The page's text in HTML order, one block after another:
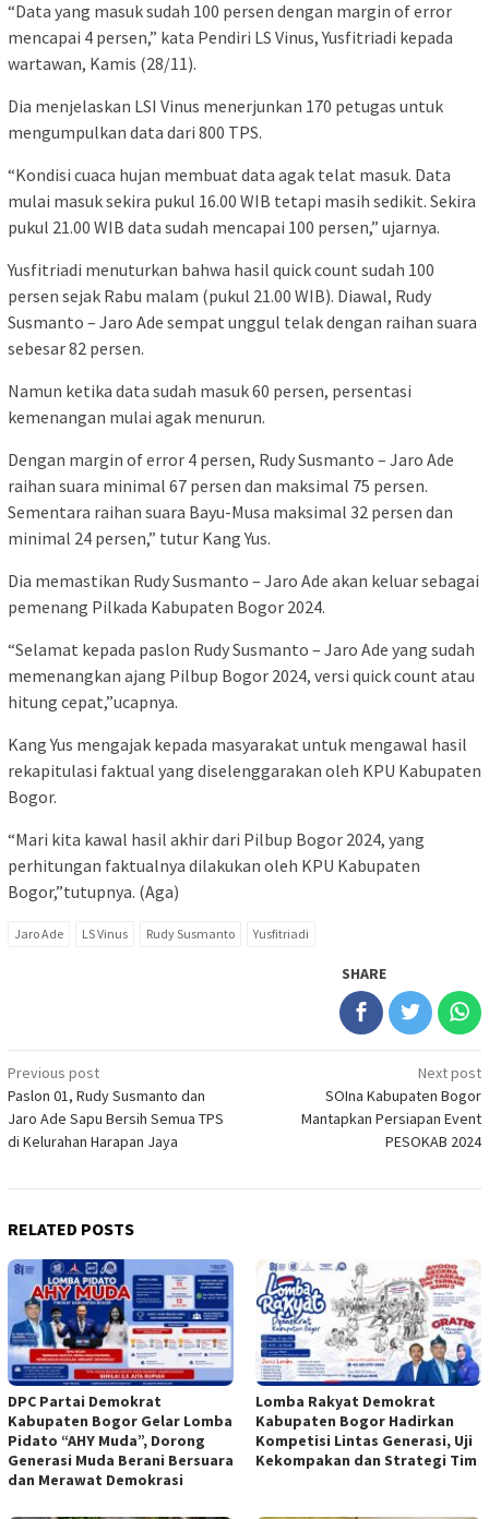
“Data yang masuk sudah 100 persen dengan margin of error
mencapai 4 persen,” kata Pendiri LS Vinus, Yusfitriadi kepada
wartawan, Kamis (28/11).
Dia menjelaskan LSI Vinus menerjunkan 170 petugas untuk
mengumpulkan data dari 800 TPS.
“Kondisi cuaca hujan membuat data agak telat masuk. Data
mulai masuk sekira pukul 16.00 WIB tetapi masih sedikit. Sekira
pukul 21.00 WIB data sudah mencapai 100 persen,” ujarnya.
Yusfitriadi menuturkan bahwa hasil quick count sudah 100
persen sejak Rabu malam (pukul 21.00 WIB). Diawal, Rudy
Susmanto – Jaro Ade sempat unggul telak dengan raihan suara
sebesar 82 persen.
Namun ketika data sudah masuk 60 persen, persentasi
kemenangan mulai agak menurun.
Dengan margin of error 4 persen, Rudy Susmanto – Jaro Ade
raihan suara minimal 67 persen dan maksimal 75 persen.
Sementara raihan suara Bayu-Musa maksimal 32 persen dan
minimal 24 persen,” tutur Kang Yus.
Dia memastikan Rudy Susmanto – Jaro Ade akan keluar sebagai
pemenang Pilkada Kabupaten Bogor 2024.
“Selamat kepada paslon Rudy Susmanto – Jaro Ade yang sudah
memenangkan ajang Pilbup Bogor 2024, versi quick count atau
hitung cepat,”ucapnya.
Kang Yus mengajak kepada masyarakat untuk mengawal hasil
rekapitulasi faktual yang diselenggarakan oleh KPU Kabupaten
Bogor.
“Mari kita kawal hasil akhir dari Pilbup Bogor 2024, yang
perhitungan faktualnya dilakukan oleh KPU Kabupaten
Bogor,”tutupnya. (Aga)
Jaro Ade LS Vinus Rudy Susmanto Yusfitriadi
SHARE
Post
navigation
Previous post
Paslon 01, Rudy Susmanto dan
Jaro Ade Sapu Bersih Semua TPS
di Kelurahan Harapan Jaya
Next post
SOIna Kabupaten Bogor
Mantapkan Persiapan Event
PESOKAB 2024
RELATED POSTS
DPC Partai Demokrat
Kabupaten Bogor Gelar Lomba
Pidato “AHY Muda”, Dorong
Generasi Muda Berani Bersuara
dan Merawat Demokrasi
Lomba Rakyat Demokrat
Kabupaten Bogor Hadirkan
Kompetisi Lintas Generasi, Uji
Kekompakan dan Strategi Tim